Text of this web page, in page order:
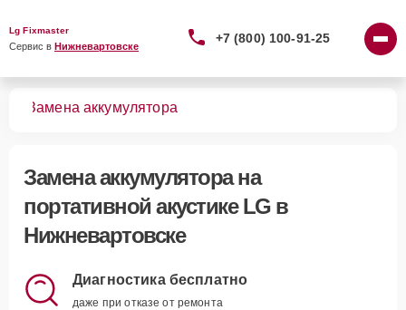
Lg Fixmaster
Сервис в Нижневартовске
+7 (800) 100-91-25
Замена аккумулятора
Замена аккумуляторана
портативной акустике LG в
Нижневартовске
Диагностика бесплатно
даже при отказе от ремонта